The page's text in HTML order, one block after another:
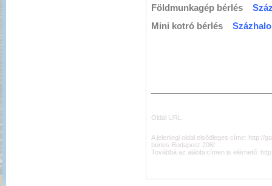
Földmunkagép bérlés
Mini kotró bérlés
Oldal URL
A jelenlegi oldal elsődleges címe: http://
berles-Budapest-206/
Továbbá az alábbi címen is elérhető: